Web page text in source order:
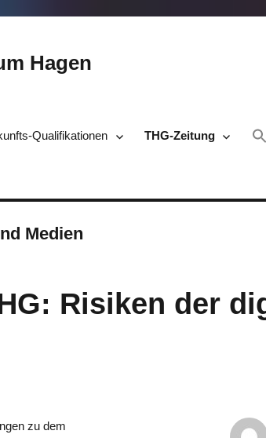
Hagen
Qualifikationen THG-Zeitung
Medien
Risiken der
zu dem